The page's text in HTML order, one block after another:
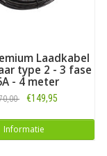
Laadkabel
type 2 - 3 fase
- 4 meter
€149,95
Informatie